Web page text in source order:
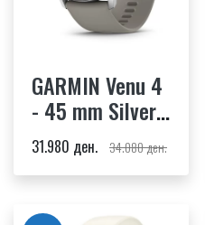
GARMIN Venu 4
- 45 mm Silver,
Silver Gray
Silicone Band
31.980 ден. 34.080 ден.